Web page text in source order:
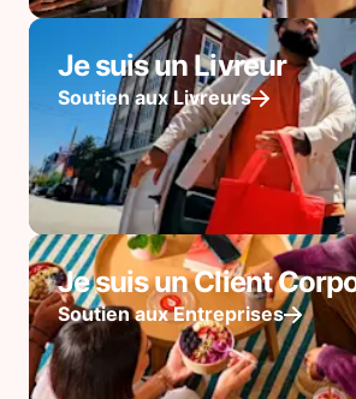
Je suis un Livreur
Soutien aux Livreurs
Je suis un Client
Soutien aux Entreprises